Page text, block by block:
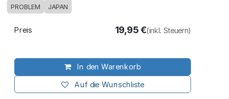
PROBLEM JAPAN
In den Warenkorb
Auf die Wunschliste
Preis 19,95€(inkl. Steuern)